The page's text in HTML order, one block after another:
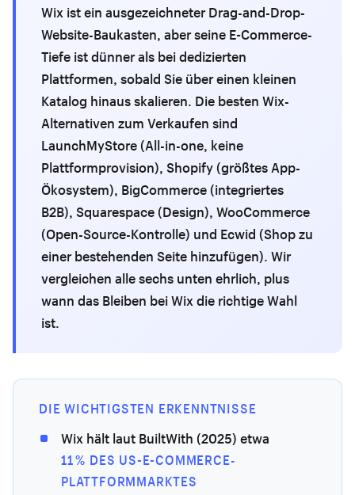
Wix ist ein ausgezeichneter Drag-and-Drop-
Website-Baukasten, aber seine E-Commerce-
Tiefe ist dünner als bei dedizierten
Plattformen, sobald Sie über einen kleinen
Katalog hinaus skalieren. Die besten Wix-
Alternativen zum Verkaufen sind
LaunchMyStore (All-in-one, keine
Plattformprovision), Shopify (größtes App-
Ökosystem), BigCommerce (integriertes
B2B), Squarespace (Design), WooCommerce
(Open-Source-Kontrolle) und Ecwid (Shop zu
einer bestehenden Seite hinzufügen). Wir
vergleichen alle sechs unten ehrlich, plus
wann das Bleiben bei Wix die richtige Wahl
ist.
DIE WICHTIGSTEN ERKENNTNISSE
Wix hält laut BuiltWith (2025) etwa
11 % DES US-E-COMMERCE-
PLATTFORMMARKTES